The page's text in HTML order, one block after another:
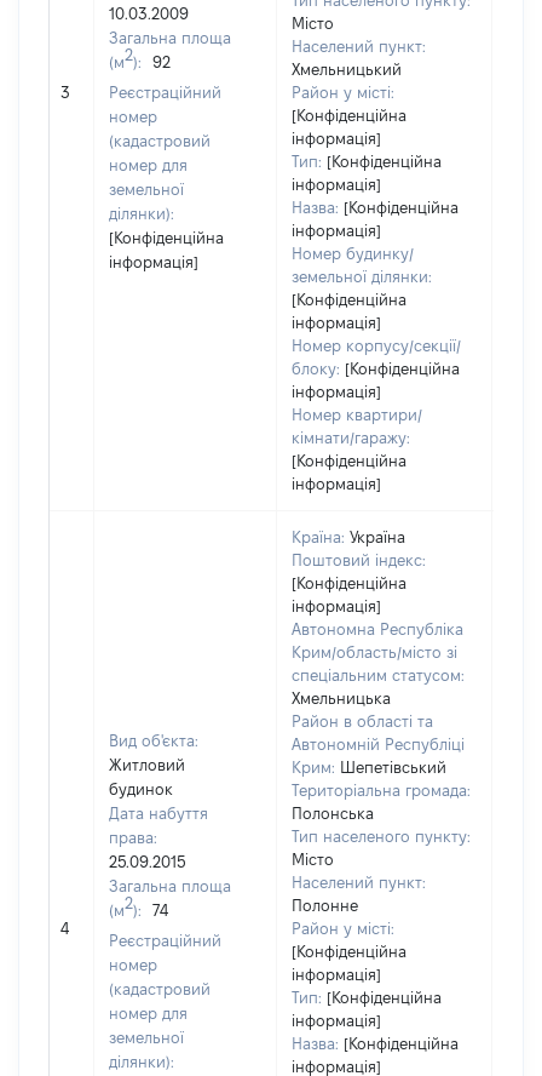
3
10.03.2009
Загальна площа
(м2):
92
Реєстраційний
номер
(кадастровий
номер для
земельної
ділянки):
[Конфіденційна
інформація]
Місто
Населений пункт:
Хмельницький
Район у місті:
[Конфіденційна
інформація]
Тип: [Конфіденційна
інформація]
Назва: [Конфіденційна
інформація]
Номер будинку/
земельної ділянки:
[Конфіденційна
інформація]
Номер корпусу/секції/
блоку: [Конфіденційна
інформація]
Номер квартири/
кімнати/гаражу:
[Конфіденційна
інформація]
4
Вид об'єкта:
Житловий
будинок
Дата набуття
права:
25.09.2015
Загальна площа
(м2):
74
Реєстраційний
номер
(кадастровий
номер для
земельної
ділянки):
Країна: Україна
Поштовий індекс:
[Конфіденційна
інформація]
Автономна Республіка
Крим/область/місто зі
спеціальним статусом:
Хмельницька
Район в області та
Автономній Республіці
Крим:
Шепетівський
Територіальна громада:
Полонська
Тип населеного пункту:
Місто
Населений пункт:
Полонне
Район у місті:
[Конфіденційна
інформація]
Тип: [Конфіденційна
інформація]
Назва: [Конфіденційна
інформація]